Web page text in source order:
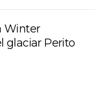
Winter
glaciar Perito